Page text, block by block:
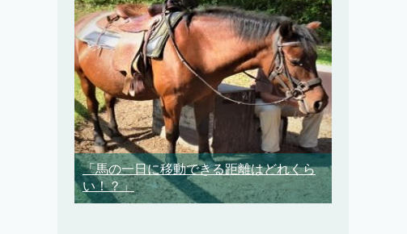
「馬の一日に移動できる距離はどれくら
い！？」